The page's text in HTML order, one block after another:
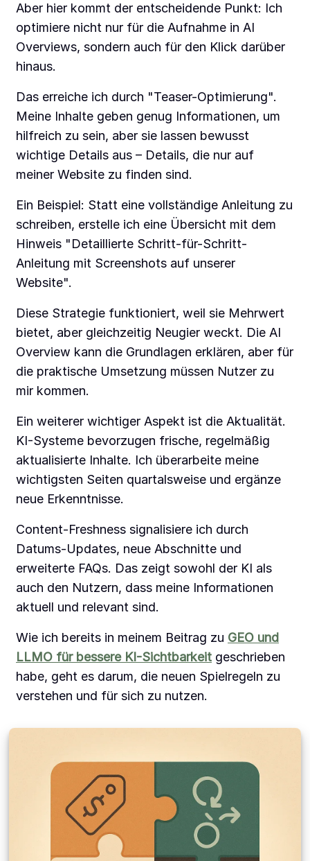
Aber hier kommt der entscheidende Punkt: Ich
optimiere nicht nur für die Aufnahme in AI
Overviews, sondern auch für den Klick darüber
hinaus.
Das erreiche ich durch "Teaser-Optimierung".
Meine Inhalte geben genug Informationen, um
hilfreich zu sein, aber sie lassen bewusst
wichtige Details aus – Details, die nur auf
meiner Website zu finden sind.
Ein Beispiel: Statt eine vollständige Anleitung zu
schreiben, erstelle ich eine Übersicht mit dem
Hinweis "Detaillierte Schritt-für-Schritt-
Anleitung mit Screenshots auf unserer
Website".
Diese Strategie funktioniert, weil sie Mehrwert
bietet, aber gleichzeitig Neugier weckt. Die AI
Overview kann die Grundlagen erklären, aber für
die praktische Umsetzung müssen Nutzer zu
mir kommen.
Ein weiterer wichtiger Aspekt ist die Aktualität.
KI-Systeme bevorzugen frische, regelmäßig
aktualisierte Inhalte. Ich überarbeite meine
wichtigsten Seiten quartalsweise und ergänze
neue Erkenntnisse.
Content-Freshness signalisiere ich durch
Datums-Updates, neue Abschnitte und
erweiterte FAQs. Das zeigt sowohl der KI als
auch den Nutzern, dass meine Informationen
aktuell und relevant sind.
Wie ich bereits in meinem Beitrag zu GEO und
LLMO für bessere KI-Sichtbarkeit geschrieben
habe, geht es darum, die neuen Spielregeln zu
verstehen und für sich zu nutzen.